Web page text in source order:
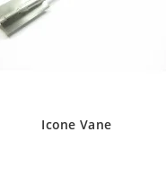
Icone Vane